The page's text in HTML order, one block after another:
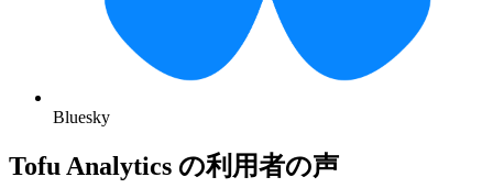
Bluesky
Tofu Analytics の利用者の声